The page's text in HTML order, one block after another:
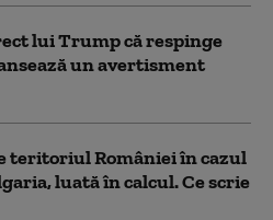
lui Trump că respinge
un avertisment
teritoriul României în cazul
luată în calcul. Ce scrie